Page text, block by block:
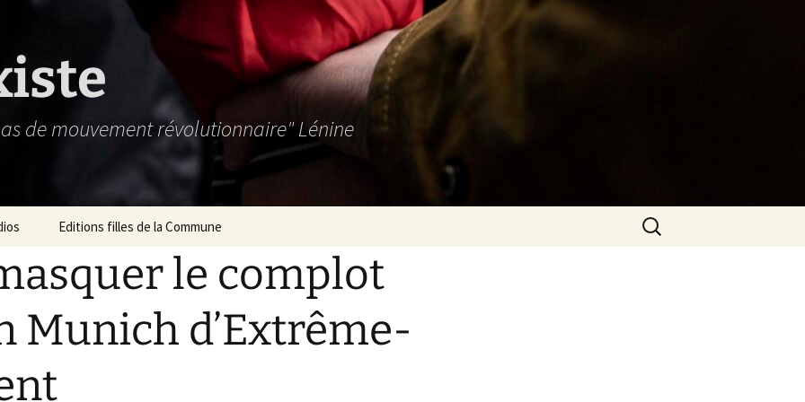
de mouvement révolutionnaire" Lénine
Editions filles de la Commune Rechercher :
le complot
Munich d’Extrême-